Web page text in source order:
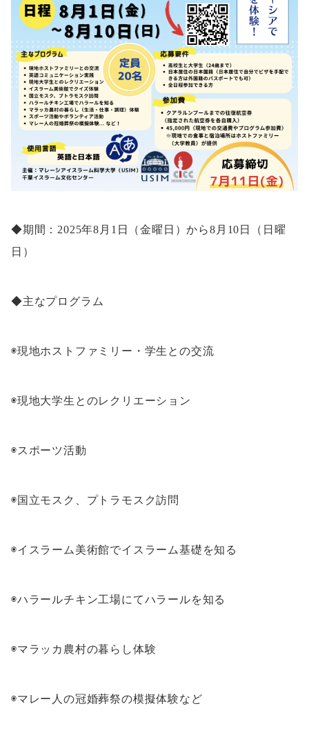
◆期間：2025年8月1日（金曜日）から8月10日（日曜
日）
◆主なプログラム
◉現地ホストファミリー・学生との交流
◉現地大学生とのレクリエーション
◉スポーツ活動
◉国立モスク、プトラモスク訪問
◉イスラーム美術館でイスラーム基礎を知る
◉ハラールチキン工場にてハラールを知る
◉マラッカ農村の暮らし体験
◉マレー人の冠婚葬祭の模擬体験など